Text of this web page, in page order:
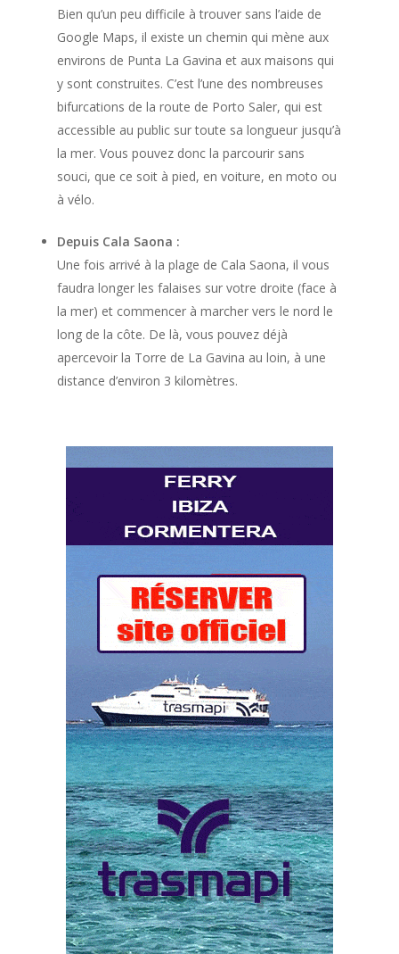
Bien qu’un peu difficile à trouver sans l’aide de
Google Maps, il existe un chemin qui mène aux
environs de Punta La Gavina et aux maisons qui
y sont construites. C’est l’une des nombreuses
bifurcations de la route de Porto Saler, qui est
accessible au public sur toute sa longueur jusqu’à
la mer. Vous pouvez donc la parcourir sans
souci, que ce soit à pied, en voiture, en moto ou
à vélo.
Depuis Cala Saona :
Une fois arrivé à la plage de Cala Saona, il vous
faudra longer les falaises sur votre droite (face à
la mer) et commencer à marcher vers le nord le
long de la côte. De là, vous pouvez déjà
apercevoir la Torre de La Gavina au loin, à une
distance d’environ 3 kilomètres.